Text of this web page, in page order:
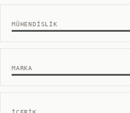
MÜHENDISLIK
MARKA